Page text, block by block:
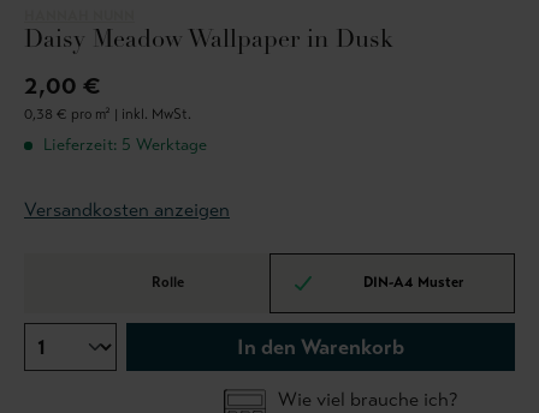
Daisy Meadow Wallpaper in Dusk
2,00 €
0,38 € pro m² | inkl. MwSt.
Lieferzeit: 5 Werktage
Versandkosten anzeigen
Rolle DIN-A4 Muster
In den Warenkorb
Wie viel brauche ich?